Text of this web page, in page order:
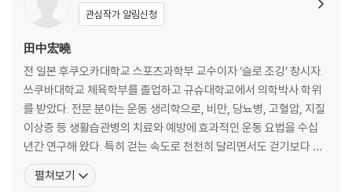
POINT 4 입을 살짝 벌리고 자연스럽게 호흡한다
Q 슬로 조깅 할 때 어떻게 호흡할까요?
POINT 5 하루 운동 시간은 30~60분으로 한다
Q 매일 얼마나 달리는 게 좋을까요?
이것만은 기억하세요! _ 웃는 얼굴을 유지할 수 있는 속도로 달리자
쉬어 가기 _ ‘발뒤꿈치 착지’는 최근에 등장한 주법
매일 즐겁게 달리고 있습니다! _ 이웃집 슬로 조거 ①
관심작가 알림신청
田中宏曉
전 일본 후쿠오카대학교 스포츠과학부 교수이자 ‘슬로 조깅’ 창시자.
쓰쿠바대학교 체육학부를 졸업하고 규슈대학교에서 의학박사 학위
를 받았다. 전문 분야는 운동 생리학으로, 비만, 당뇨병, 고혈압, 지질
이상증 등 생활습관병의 치료와 예방에 효과적인 운동 요법을 수십
년간 연구해 왔다. 특히 걷는 속도로 천천히 달리면서도 걷기보다 두
배의 에너지를 소비하는 슬로 조깅을 과학적으로 체계화하여 일본은
물론 전 세계에 건강 혁명을 일으켰다. 46세에 슬로 조깅을 시작해 1
펼쳐보기